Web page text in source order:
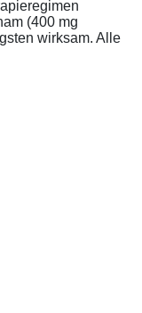
(400 mg
wirksam. Alle